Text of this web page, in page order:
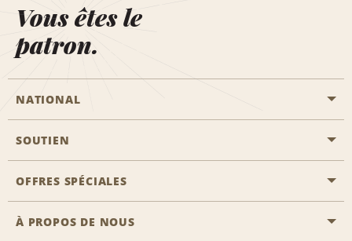
Vous êtes le
patron.
NATIONAL
Aviation générale
Emplacements Emerald Aisle
Agents de voyage
SOUTIEN
Clients ayant un handicap
Nous contacter
OFFRES SPÉCIALES
Toutes les offres
À PROPOS DE NOUS